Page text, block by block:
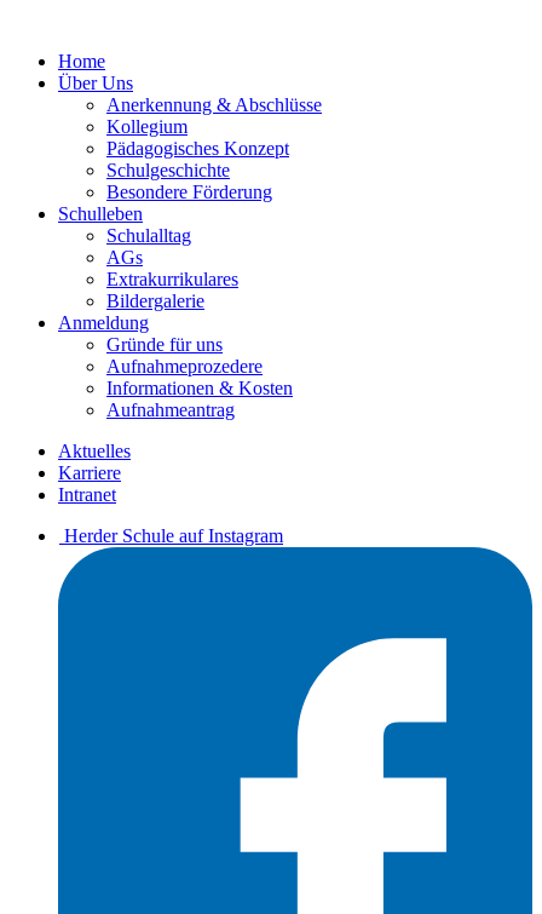
Home
Über Uns
Anerkennung & Abschlüsse
Kollegium
Pädagogisches Konzept
Schulgeschichte
Besondere Förderung
Schulleben
Schulalltag
AGs
Extrakurrikulares
Bildergalerie
Anmeldung
Gründe für uns
Aufnahmeprozedere
Informationen & Kosten
Aufnahmeantrag
Aktuelles
Karriere
Intranet
Herder Schule auf Instagram